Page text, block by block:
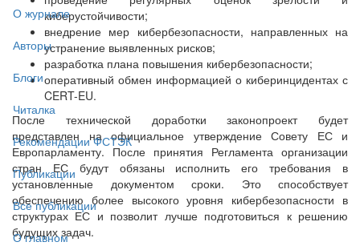
О журнале
Авторы
Блоги
Читалка
Рекомендации ФСТЭК
Публикации
Все публикации
О главном
киберустойчивости;
внедрение мер кибербезопасности, направленных на
устранение выявленных рисков;
разработка плана повышения кибербезопасности;
оперативный обмен информацией о киберинцидентах с
CERT-EU.
После технической доработки законопроект будет
представлен на официальное утверждение Совету ЕС и
Европарламенту. После принятия Регламента организации
стран ЕС будут обязаны исполнить его требования в
установленные документом сроки. Это способствует
обеспечению более высокого уровня кибербезопасности в
структурах ЕС и позволит лучше подготовиться к решению
будущих задач.